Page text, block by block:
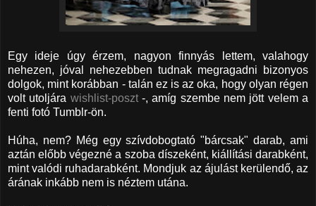
Egy ideje úgy érzem, nagyon finnyás lettem, valahogy
nehezen, jóval nehezebben tudnak megragadni bizonyos
dolgok, mint korábban - talán ez is az oka, hogy olyan régen
volt utoljára wishlist-poszt-, amíg szembe nem jött velem a
fenti fotó Tumblr-ön.
Húha, nem? Még egy szívdobogtató "bárcsak" darab, ami
aztán előbb végezné a szoba díszeként, kiállítási darabként,
mint valódi ruhadarabként. Mondjuk az ájulást kerülendő, az
árának inkább nem is néztem utána.